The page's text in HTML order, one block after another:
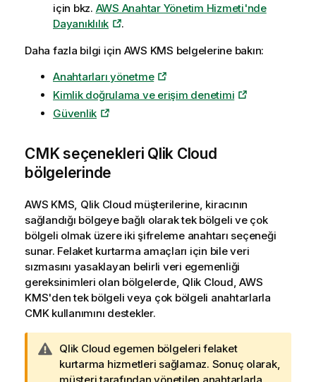
için bkz. AWS Anahtar Yönetim Hizmeti'nde
Dayanıklılık
.
Daha fazla bilgi için AWS KMS belgelerine bakın:
Anahtarları yönetme
Kimlik doğrulama ve erişim denetimi
Güvenlik
CMKseçenekleri Qlik Cloud
bölgelerinde
AWS KMS, Qlik Cloud müşterilerine, kiracının
sağlandığı bölgeye bağlı olarak tek bölgeli ve çok
bölgeli olmak üzere iki şifreleme anahtarı seçeneği
sunar. Felaket kurtarma amaçları için bile veri
sızmasını yasaklayan belirli veri egemenliği
gereksinimleri olan bölgelerde, Qlik Cloud, AWS
KMS'den tek bölgeli veya çok bölgeli anahtarlarla
CMKkullanımını destekler.
U
y
Qlik Cloud egemen bölgeleri felaket
kurtarma hizmetleri sağlamaz. Sonuç olarak,